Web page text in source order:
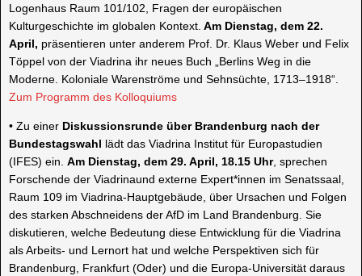
Logenhaus Raum 101/102, Fragen der europäischen
Kulturgeschichte im globalen Kontext. Am Dienstag, dem 22.
April, präsentieren unter anderem Prof. Dr. Klaus Weber und Felix
Töppel von der Viadrina ihr neues Buch „Berlins Weg in die
Moderne. Koloniale Warenströme und Sehnsüchte, 1713–1918“.
Zum Programm des Kolloquiums
• Zu einer Diskussionsrunde über Brandenburg nach der
Bundestagswahl lädt das Viadrina Institut für Europastudien
(IFES) ein. Am Dienstag, dem 29. April, 18.15 Uhr, sprechen
Forschende der Viadrinaund externe Expert*innen im Senatssaal,
Raum 109 im Viadrina-Hauptgebäude, über Ursachen und Folgen
des starken Abschneidens der AfD im Land Brandenburg. Sie
diskutieren, welche Bedeutung diese Entwicklung für die Viadrina
als Arbeits- und Lernort hat und welche Perspektiven sich für
Brandenburg, Frankfurt (Oder) und die Europa-Universität daraus